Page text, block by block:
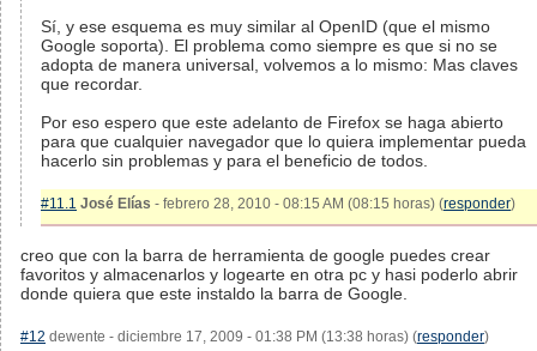
Sí, y ese esquema es muy similar al OpenID (que el mismo
Google soporta). El problema como siempre es que si no se
adopta de manera universal, volvemos a lo mismo: Mas claves
que recordar.
Por eso espero que este adelanto de Firefox se haga abierto
para que cualquier navegador que lo quiera implementar pueda
hacerlo sin problemas y para el beneficio de todos.
#11.1 José Elías - febrero 28, 2010 - 08:15 AM (08:15 horas) (responder)
creo que con la barra de herramienta de google puedes crear
favoritos y almacenarlos y logearte en otra pc y hasi poderlo abrir
donde quiera que este instaldo la barra de Google.
#12 dewente - diciembre 17, 2009 - 01:38 PM (13:38 horas) (responder)